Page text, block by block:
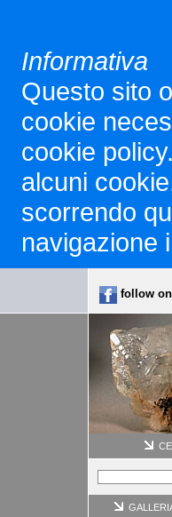
Informativa
Questo sito
cookie
cookie
alcuni
scorrendo
navigazione
follow